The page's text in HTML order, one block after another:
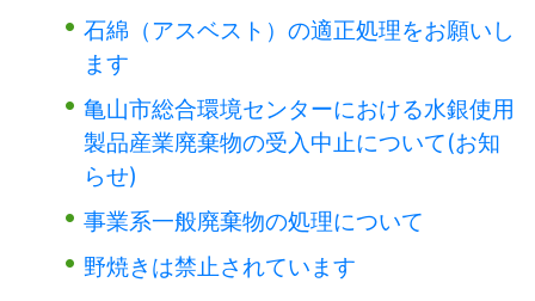
石綿（アスベスト）の適正処理をお願いし
ます
亀山市総合環境センターにおける水銀使用
製品産業廃棄物の受入中止について(お知
らせ)
事業系一般廃棄物の処理について
野焼きは禁止されています